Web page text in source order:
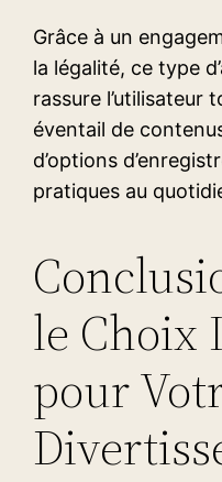
Grâce à un
la légalité, ce type
rassure l’utilisateur
éventail de
d’options
pratiques au
le Choix
pour